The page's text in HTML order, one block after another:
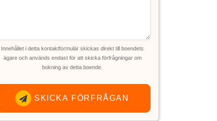
Innehållet i detta kontaktformulär skickas direkt till boendets
ägare och används endast för att skicka förfrågningar om
bokning av detta boende.
SKICKA FÖRFRÅGAN